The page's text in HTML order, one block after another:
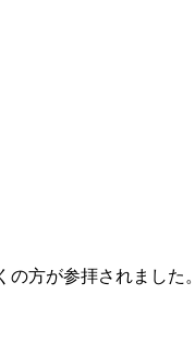
方が参拝されました。